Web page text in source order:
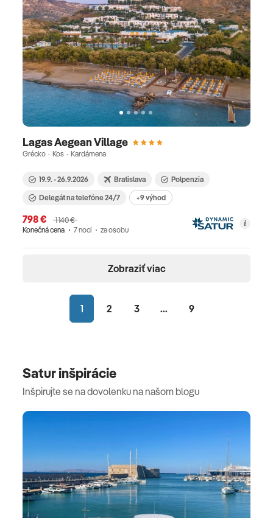
Lagas Aegean Village
Grécko · Kos · Kardámena
19.9. - 26.9.2026 Bratislava
Polpenzia
Delegát na telefóne 24/7
+9 výhod
798 €
1 140 €
Konečná cena
7 nocí za osobu
1 2 3 ... 9
Zobraziť viac
Satur inšpirácie
Inšpirujte se na dovolenku na našom blogu